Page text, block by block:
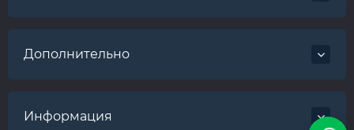
Дополнительно
Информация